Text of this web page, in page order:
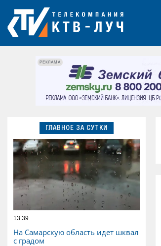
РЕКЛАМА
ГЛАВНОЕ ЗА СУТКИ
13:39
На Самарскую область идет шквал
с градом